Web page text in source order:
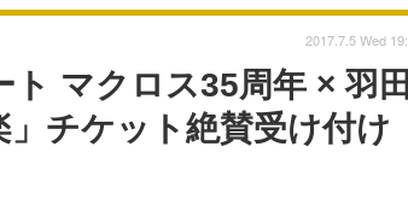
マクロス35周年 × 羽田
チケット絶賛受け付け
2017.7.5 Wed